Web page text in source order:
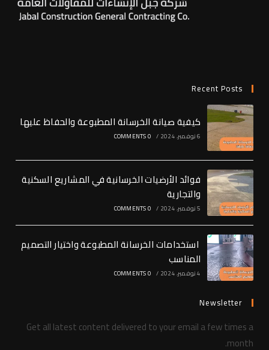
Recent Posts
كيفية صيانة الخرسانة المطبوعة والحفاظ عليها
6 نوفمبر، 2024 /
0 COMMENTS
فوائد الأرضيات الخرسانية في المشاريع السكنية
والتجارية
5 نوفمبر، 2024 /
0 COMMENTS
استخدامات الخرسانة المطبوعة واختيار التصميم
المناسب
4 نوفمبر، 2024 /
0 COMMENTS
Newsletter
Get all latest content delivered to your email a few times a
month.